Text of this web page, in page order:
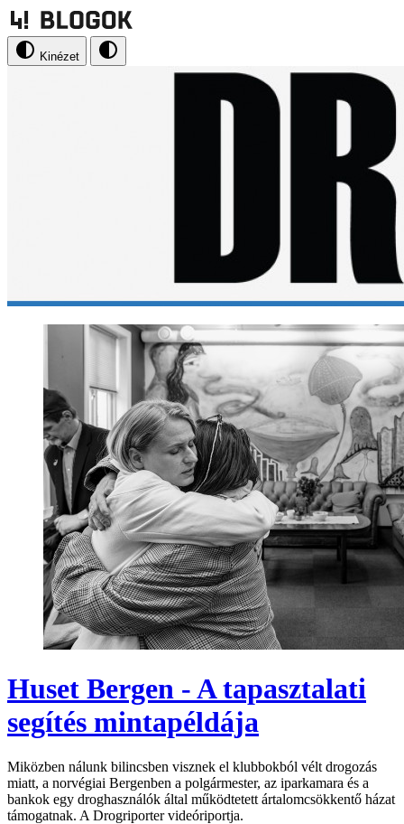
Kinézet
Huset Bergen - A tapasztalati
segítés mintapéldája
Miközben nálunk bilincsben visznek el klubbokból vélt drogozás
miatt, a norvégiai Bergenben a polgármester, az iparkamara és a
bankok egy droghasználók által működtetett ártalomcsökkentő házat
támogatnak. A Drogriporter videóriportja.